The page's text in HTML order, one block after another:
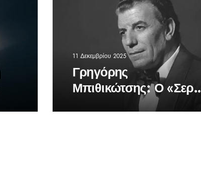
11 Δεκεμβρίου 2025
Γρηγόρης
Μπιθικώτσης: Ο «Σερ»
που έντυσε την ποίηση